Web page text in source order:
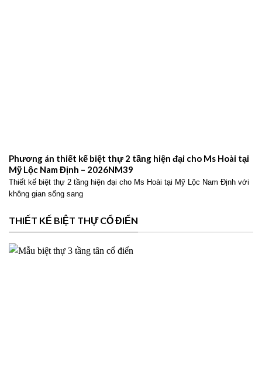
Phương án thiết kế biệt thự 2 tầng hiện đại cho Ms Hoài tại
Mỹ Lộc Nam Định – 2026NM39
Thiết kế biệt thự 2 tầng hiện đại cho Ms Hoài tại Mỹ Lộc Nam Định với
không gian sống sang
THIẾT KẾ BIỆT THỰ CỔ ĐIỂN